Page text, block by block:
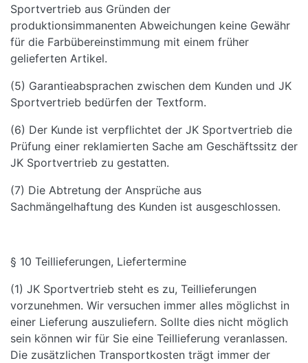
Sportvertrieb aus Gründen der
produktionsimmanenten Abweichungen keine Gewähr
für die Farbübereinstimmung mit einem früher
gelieferten Artikel.
(5) Garantieabsprachen zwischen dem Kunden und JK
Sportvertrieb bedürfen der Textform.
(6) Der Kunde ist verpflichtet der JK Sportvertrieb die
Prüfung einer reklamierten Sache am Geschäftssitz der
JK Sportvertrieb zu gestatten.
(7) Die Abtretung der Ansprüche aus
Sachmängelhaftung des Kunden ist ausgeschlossen.
§ 10 Teillieferungen, Liefertermine
(1) JK Sportvertrieb steht es zu, Teillieferungen
vorzunehmen. Wir versuchen immer alles möglichst in
einer Lieferung auszuliefern. Sollte dies nicht möglich
sein können wir für Sie eine Teillieferung veranlassen.
Die zusätzlichen Transportkosten trägt immer der